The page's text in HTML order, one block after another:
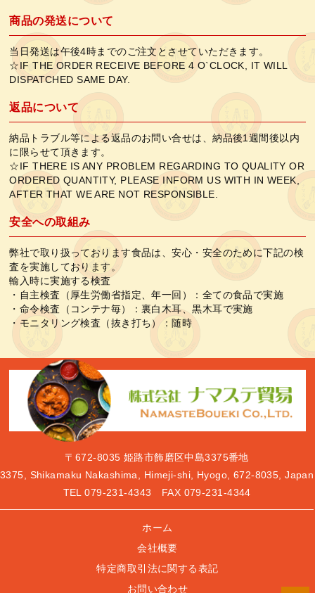
商品の発送について
当日発送は午後4時までのご注文とさせていただきます。
☆IF THE ORDER RECEIVE BEFORE 4 O`CLOCK, IT WILL
DISPATCHED SAME DAY.
返品について
納品トラブル等による返品のお問い合せは、納品後1週間後以内
に限らせて頂きます。
☆IF THERE IS ANY PROBLEM REGARDING TO QUALITY OR
ORDERED QUANTITY, PLEASE INFORM US WITH IN WEEK,
AFTER THAT WE ARE NOT RESPONSIBLE.
安全への取組み
弊社で取り扱っております食品は、安心・安全のために下記の検
査を実施しております。
輸入時に実施する検査
・自主検査（厚生労働省指定、年一回）：全ての食品で実施
・命令検査（コンテナ毎）：裏白木耳、黒木耳で実施
・モニタリング検査（抜き打ち）：随時
〒672-8035 姫路市飾磨区中島3375番地
3375, Shikamaku Nakashima, Himeji-shi, Hyogo, 672-8035, Japan
TEL079-231-4343 FAX 079-231-4344
ホーム
会社概要
特定商取引法に関する表記
お問い合わせ